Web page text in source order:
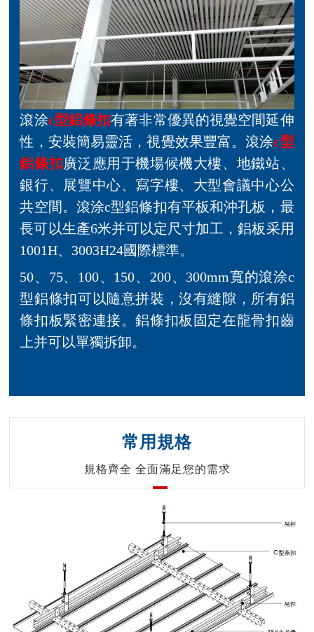
滾涂c型鋁條扣有著非常優異的視覺空間延伸
性，安裝簡易靈活，視覺效果豐富。滾涂c型
鋁條扣廣泛應用于機場候機大樓、地鐵站、
銀行、展覽中心、寫字樓、大型會議中心公
共空間。滾涂c型鋁條扣有平板和沖孔板，最
長可以生產6米并可以定尺寸加工，鋁板采用
1001H、3003H24國際標準。
50、75、100、150、200、300mm寬的滾涂c
型鋁條扣可以隨意拼裝，沒有縫隙，所有鋁
條扣板緊密連接。鋁條扣板固定在龍骨扣齒
上并可以單獨拆卸。
常用規格
規格齊全 全面滿足您的需求